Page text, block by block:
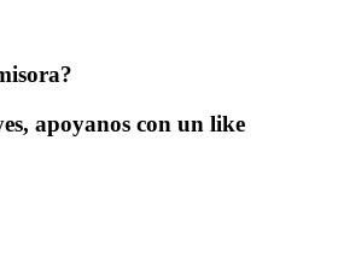
apoyanos con un like